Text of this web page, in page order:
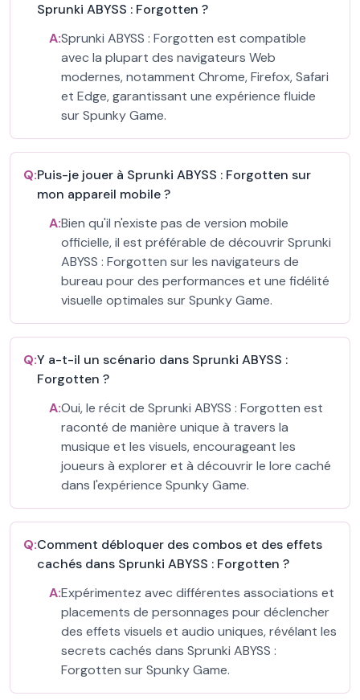
Sprunki ABYSS : Forgotten ?
A:Sprunki ABYSS : Forgotten est compatible
avec la plupart des navigateurs Web
modernes, notamment Chrome, Firefox, Safari
et Edge, garantissant une expérience fluide
sur Spunky Game.
Q:Puis-je jouer à Sprunki ABYSS : Forgotten sur
mon appareil mobile ?
A:Bien qu'il n'existe pas de version mobile
officielle, il est préférable de découvrir Sprunki
ABYSS : Forgotten sur les navigateurs de
bureau pour des performances et une fidélité
visuelle optimales sur Spunky Game.
Q:Y a-t-il un scénario dans Sprunki ABYSS :
Forgotten ?
A:Oui, le récit de Sprunki ABYSS : Forgotten est
raconté de manière unique à travers la
musique et les visuels, encourageant les
joueurs à explorer et à découvrir le lore caché
dans l'expérience Spunky Game.
Q:Comment débloquer des combos et des effets
cachés dans Sprunki ABYSS : Forgotten ?
A:Expérimentez avec différentes associations et
placements de personnages pour déclencher
des effets visuels et audio uniques, révélant les
secrets cachés dans Sprunki ABYSS :
Forgotten sur Spunky Game.